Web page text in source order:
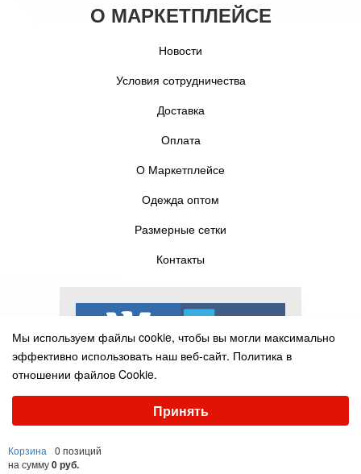
Корзина
0 позиций
на сумму0 руб.
О МАРКЕТПЛЕЙСЕ
Новости
Условия сотрудничества
Доставка
Оплата
О Маркетплейсе
Одежда оптом
Размерные сетки
Контакты
Мы используем файлы cookie, чтобы вы могли максимально
эффективно использовать наш веб-сайт. Политика в
отношении файлов Cookie.
Принять